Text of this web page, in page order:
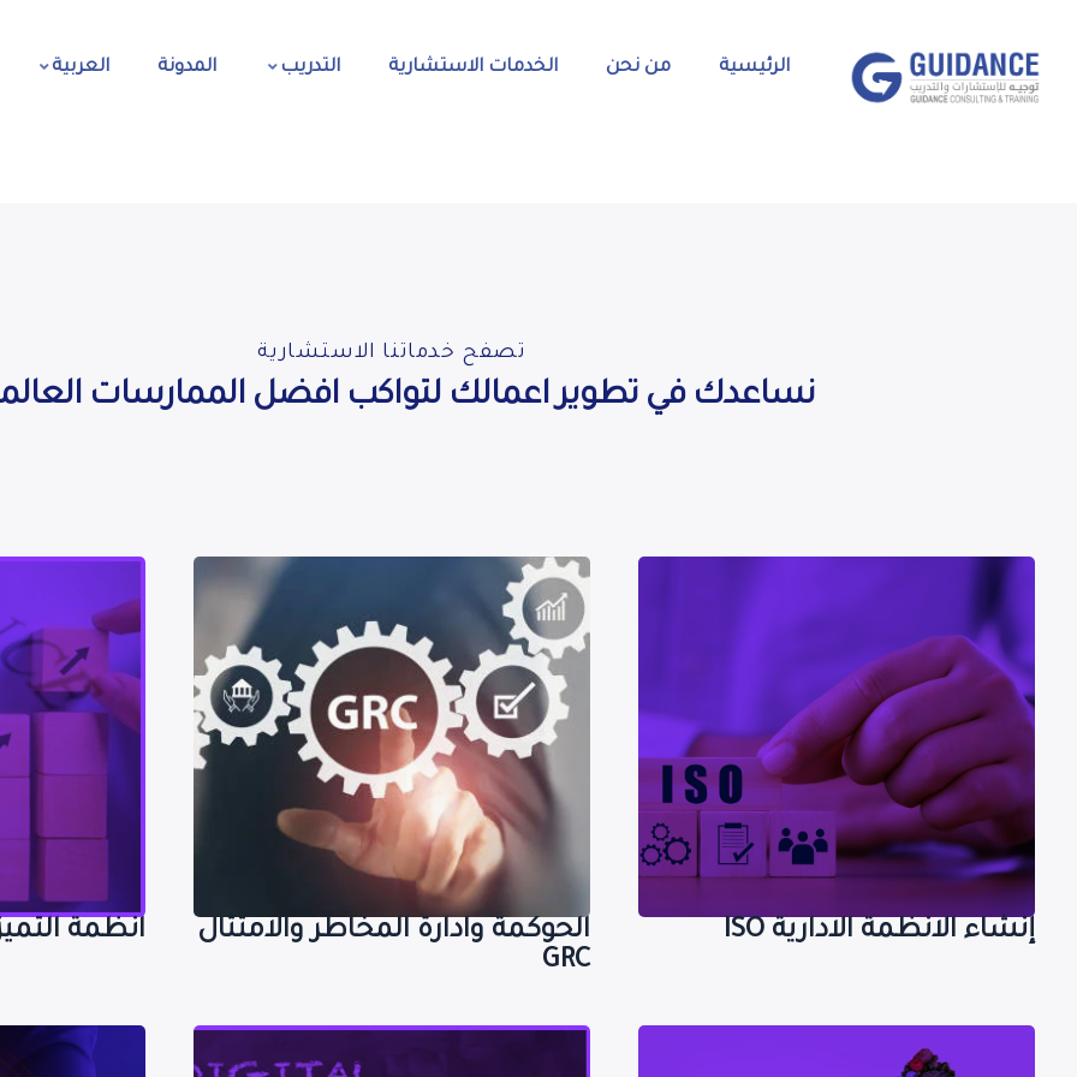
العربية المدونة التدريب الخدمات الاستشارية من نحن الرئيسية
تصفح خدماتنا الاستشارية
نساعدك في تطوير اعمالك لتواكب افضل الممارسات
إنشاء الانظمة الادارية
ISO
إنشاء الانظمة الادارية ISO
الحوكمة وادارة المخاطر
والامتثال GRC
الحوكمة وادارة المخاطر والامتثال
GRC
انظمة
انظمة